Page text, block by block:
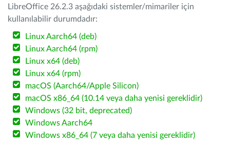
LibreOffice 26.2.3 aşağıdaki sistemler/mimariler için
kullanılabilir durumdadır:
Linux Aarch64 (deb)
Linux Aarch64 (rpm)
Linux x64 (deb)
Linux x64 (rpm)
macOS (Aarch64/Apple Silicon)
macOS x86_64 (10.14 veya daha yenisi gereklidir)
Windows (32 bit, deprecated)
Windows Aarch64
Windows x86_64 (7 veya daha yenisi gereklidir)